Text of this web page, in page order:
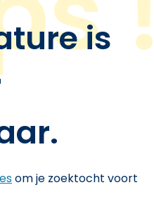
is
om je zoektocht voort